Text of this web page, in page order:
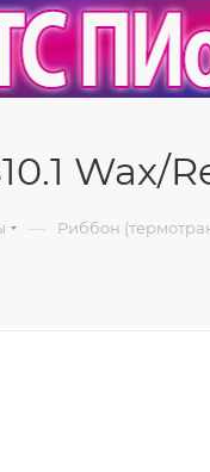
Wax/
— Риббон